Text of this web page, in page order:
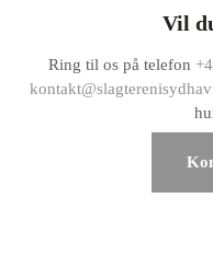
Vil
Ring til os på telefon